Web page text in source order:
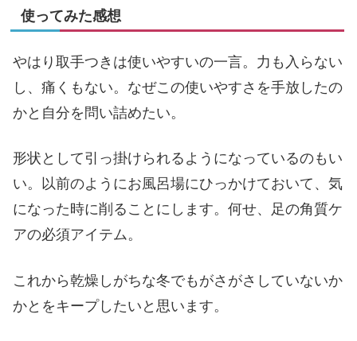
使ってみた感想
やはり取手つきは使いやすいの一言。力も入らない
し、痛くもない。なぜこの使いやすさを手放したの
かと自分を問い詰めたい。
形状として引っ掛けられるようになっているのもい
い。以前のようにお風呂場にひっかけておいて、気
になった時に削ることにします。何せ、足の角質ケ
アの必須アイテム。
これから乾燥しがちな冬でもがさがさしていないか
かとをキープしたいと思います。